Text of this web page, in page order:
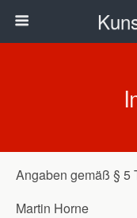
Angaben gemäß § 5
Martin Horne